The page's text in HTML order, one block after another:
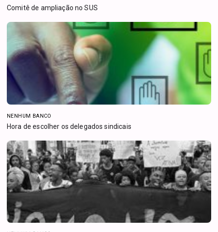
Comitê de ampliação no SUS
NENHUM BANCO
Hora de escolher os delegados sindicais